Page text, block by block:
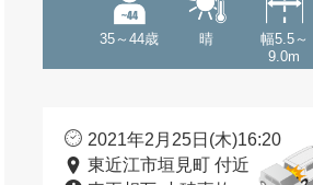
35～44歳 晴
幅5.5～
9.0m
2021年2月25日(木)16:20
東近江市垣見町 付近